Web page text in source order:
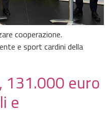
cooperazione.
e sport cardini della
131.000 euro
e